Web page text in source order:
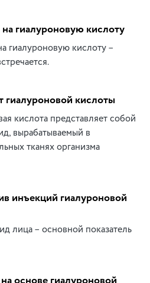
гиалуроновую кислоту
гиалуроновую кислоту –
гиалуроновой кислоты
кислота представляет собой
вырабатываемый в
тканях организма
инъекций гиалуроновой
лица – основной показатель